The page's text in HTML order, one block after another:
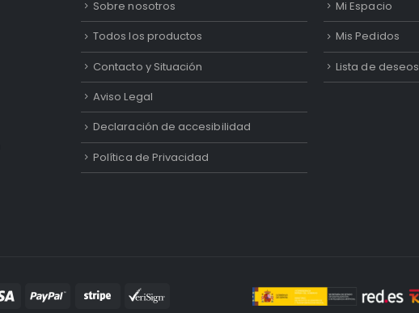
Sobre nosotros
Todos los productos
Contacto y Situación
Aviso Legal
Declaración de accesibilidad
Política de Privacidad
Mi Espacio
Mis Pedidos
Lista de deseos